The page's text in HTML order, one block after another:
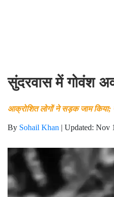
सुंदरवास में गोवंश
आक्रोशित लोगों ने सड़क जाम
By Sohail Khan | Updated: Nov